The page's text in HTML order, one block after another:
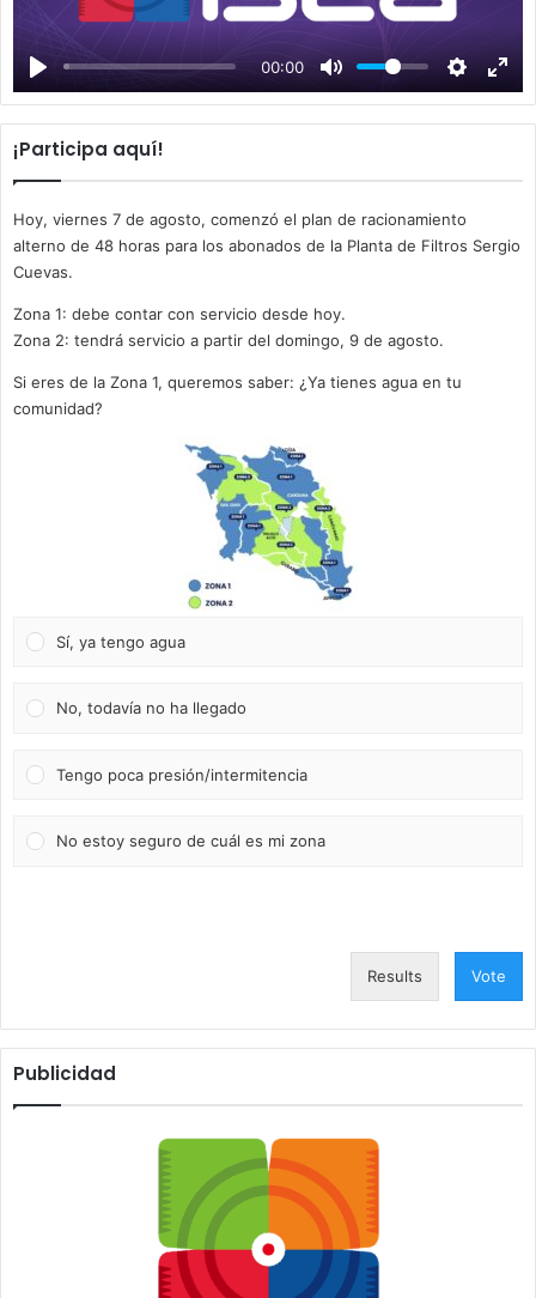
00:00
a
y
¡Participa aquí!
Hoy, viernes 7 de agosto, comenzó el plan de racionamiento
alterno de 48 horas para los abonados de la Planta de Filtros Sergio
Cuevas.
Zona 1: debe contar con servicio desde hoy.
Zona 2: tendrá servicio a partir del domingo, 9 de agosto.
Si eres de la Zona 1, queremos saber: ¿Ya tienes agua en tu
comunidad?
Sí, ya tengo agua
No, todavía no ha llegado
Tengo poca presión/intermitencia
No estoy seguro de cuál es mi zona
Results Vote
Publicidad